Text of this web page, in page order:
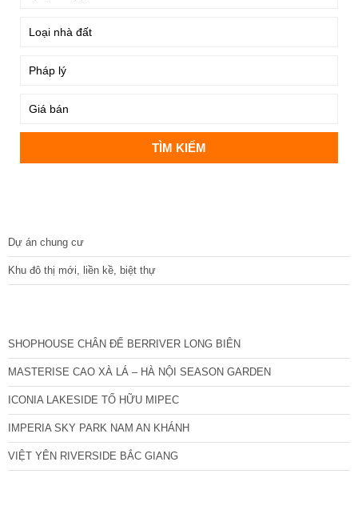
Dự án chung cư
Khu đô thị mới, liền kề, biệt thự
SHOPHOUSE CHÂN ĐẾ BERRIVER LONG BIÊN
MASTERISE CAO XÀ LÁ – HÀ NỘI SEASON GARDEN
ICONIA LAKESIDE TỐ HỮU MIPEC
IMPERIA SKY PARK NAM AN KHÁNH
VIỆT YÊN RIVERSIDE BẮC GIANG